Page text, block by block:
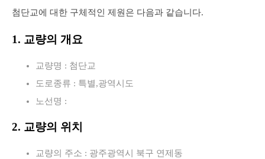
첨단교에 대한 구체적인 제원은 다음과 같습니다.
1. 교량의 개요
교량명 : 첨단교
도로종류 : 특별,광역시도
노선명 :
2. 교량의 위치
교량의 주소 : 광주광역시 북구 연제동